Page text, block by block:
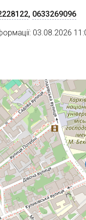
, 0633269096
03.08.2026